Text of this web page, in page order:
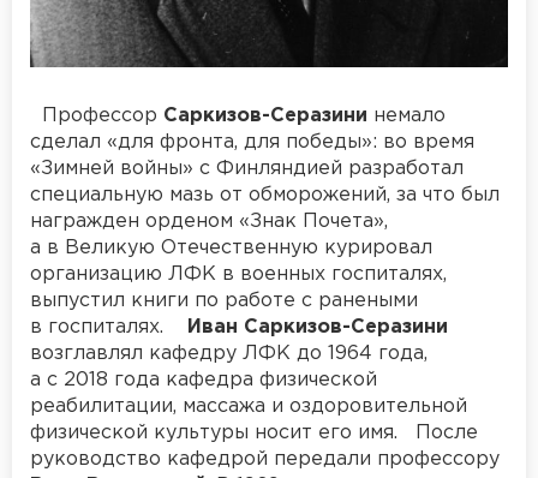
Профессор Саркизов-Серазини немало
сделал «для фронта, для победы»: во время
«Зимней войны» с Финляндией разработал
специальную мазь от обморожений, за что был
награжден орденом «Знак Почета»,
а в Великую Отечественную курировал
организацию ЛФК в военных госпиталях,
выпустил книги по работе с ранеными
в госпиталях.
Иван Саркизов-Серазини
возглавлял кафедру ЛФК до 1964 года,
а с 2018 года кафедра физической
реабилитации, массажа и оздоровительной
физической культуры носит его имя. После
руководство кафедрой передали профессору